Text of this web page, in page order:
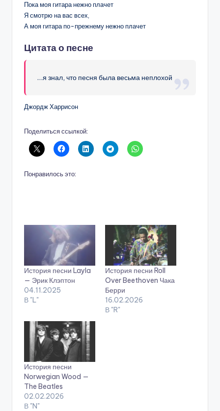
Пока моя гитара нежно плачет
Я смотрю на вас всех,
А моя гитара по-прежнему нежно плачет
Цитата о песне
…я знал, что песня была весьма неплохой
Джордж Харрисон
Поделиться ссылкой:
Понравилось это:
История песни Layla
— Эрик Клэптон
04.11.2025
В "L"
История песни Roll
Over Beethoven Чака
Берри
16.02.2026
В "R"
История песни
Norwegian Wood —
The Beatles
02.02.2026
В "N"